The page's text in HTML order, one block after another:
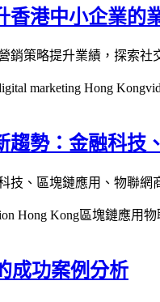
港中小企業的
銷策略提升業績，探索
marketing Hong Kong
趨勢：金融科技
技、區塊鏈應用、物聯
Hong Kong區塊鏈應用物
成功案例分析